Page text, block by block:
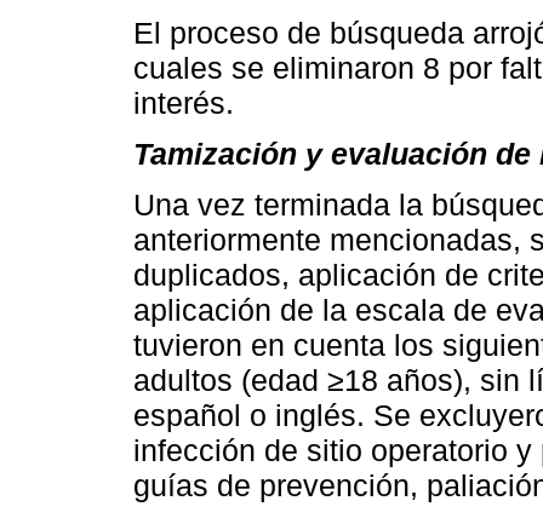
El proceso de búsqueda
cuales se eliminaron 8 por
interés.
Tamización y evaluación
Una vez terminada la
anteriormente mencionadas,
duplicados, aplicación de
aplicación de la escala de
tuvieron en cuenta los
adultos (edad ≥18 años), sin
español o inglés. Se
infección de sitio operatorio
guías de prevención,